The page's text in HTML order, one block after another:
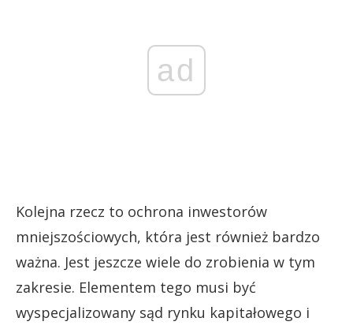
ad
Kolejna rzecz to ochrona inwestorów
mniejszościowych, która jest również bardzo
ważna. Jest jeszcze wiele do zrobienia w tym
zakresie. Elementem tego musi być
wyspecjalizowany sąd rynku kapitałowego i